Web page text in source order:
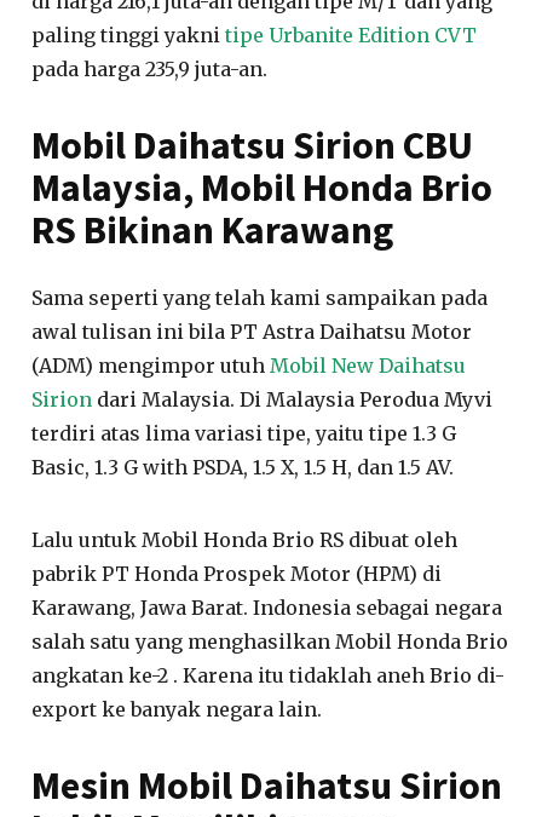
paling tinggi yaknitipe Urbanite Edition CVT
pada harga 235,9 juta-an.
Mobil Daihatsu Sirion CBU
Malaysia, Mobil Honda Brio
RS Bikinan Karawang
Sama seperti yang telah kami sampaikan pada
awal tulisan ini bila PT Astra Daihatsu Motor
(ADM) mengimpor utuh Mobil New Daihatsu
Sirion dari Malaysia. Di Malaysia Perodua Myvi
terdiri atas lima variasi tipe, yaitu tipe 1.3 G
Basic, 1.3 G with PSDA, 1.5 X, 1.5 H, dan 1.5 AV.
Lalu untuk Mobil Honda Brio RS dibuat oleh
pabrik PT Honda Prospek Motor (HPM) di
Karawang, Jawa Barat. Indonesia sebagai negara
salah satu yang menghasilkan Mobil Honda Brio
angkatan ke-2 . Karena itu tidaklah aneh Brio di-
export ke banyak negara lain.
Mesin Mobil Daihatsu Sirion